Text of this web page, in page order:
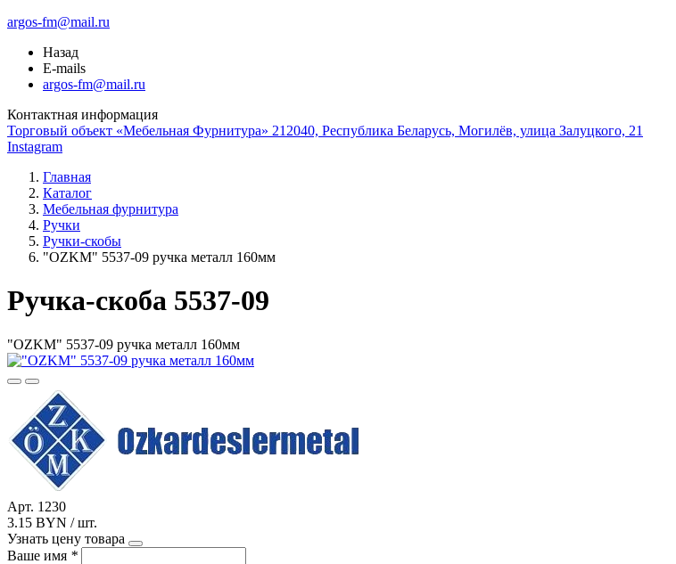
argos-fm@mail.ru
Назад
E-mails
argos-fm@mail.ru
Контактная информация
Торговый объект «Мебельная Фурнитура» 212040, Республика Беларусь, Могилёв, улица Залуцкого, 21
Instagram
Главная
Каталог
Мебельная фурнитура
Ручки
Ручки-скобы
"OZKM" 5537-09 ручка металл 160мм
Ручка-скоба 5537-09
"OZKM" 5537-09 ручка металл 160мм
Арт. 1230
3.15 BYN / шт.
Узнать цену товара
Ваше имя *